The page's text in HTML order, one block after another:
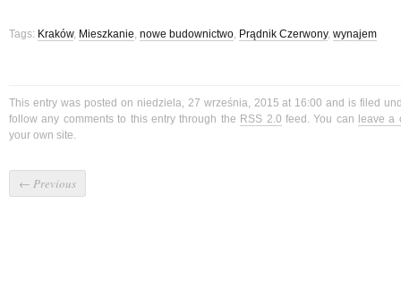
Tags: Kraków, Mieszkanie, nowe budownictwo, Prądnik Czerwony, wynajem
This entry was posted on niedziela, 27 września, 2015 at 16:00 and is filed
follow any comments to this entry through the RSS 2.0 feed. You can leave a
your own site.
← Previous